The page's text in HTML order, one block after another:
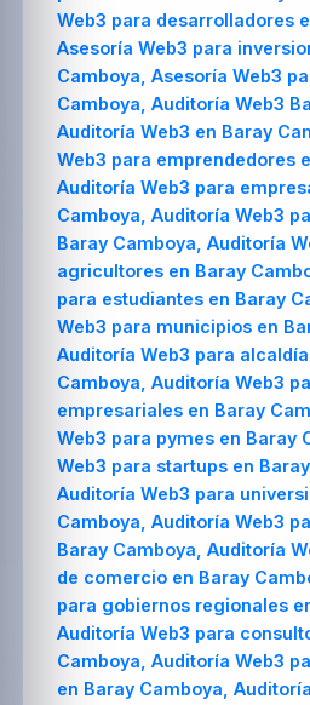
Web3 para desarrolladores
Asesoría Web3 para
Camboya, Asesoría Web3
Camboya, Auditoría Web3
Auditoría Web3 en Baray
Web3 para emprendedores
Auditoría Web3 para
Camboya, Auditoría Web3
Baray Camboya, Auditoría
agricultores en Baray
para estudiantes en Baray
Web3 para municipios en
Auditoría Web3 para
Camboya, Auditoría Web3
empresariales en Baray
Web3 para pymes en Baray
Web3 para startups en
Auditoría Web3 para
Camboya, Auditoría Web3
Baray Camboya, Auditoría
de comercio en Baray
para gobiernos regionales
Auditoría Web3 para
Camboya, Auditoría Web3
en Baray Camboya,